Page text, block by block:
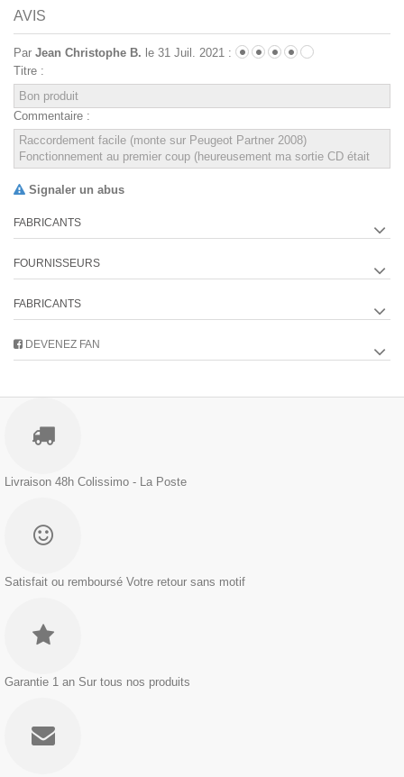
AVIS
Par Jean Christophe B. le 31 Juil. 2021 :
Titre :
Commentaire :
Signaler un abus
FABRICANTS
FOURNISSEURS
FABRICANTS
DEVENEZ FAN
Livraison 48h Colissimo - La Poste
Satisfait ou remboursé Votre retour sans motif
Garantie 1 an Sur tous nos produits